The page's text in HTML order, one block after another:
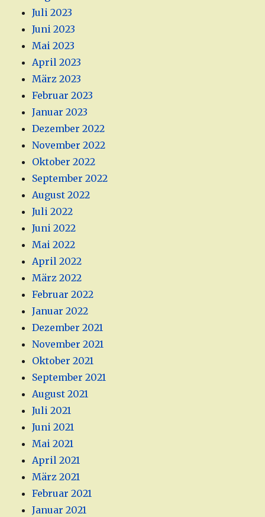
Juli 2023
Juni 2023
Mai 2023
April 2023
März 2023
Februar 2023
Januar 2023
Dezember 2022
November 2022
Oktober 2022
September 2022
August 2022
Juli 2022
Juni 2022
Mai 2022
April 2022
März 2022
Februar 2022
Januar 2022
Dezember 2021
November 2021
Oktober 2021
September 2021
August 2021
Juli 2021
Juni 2021
Mai 2021
April 2021
März 2021
Februar 2021
Januar 2021